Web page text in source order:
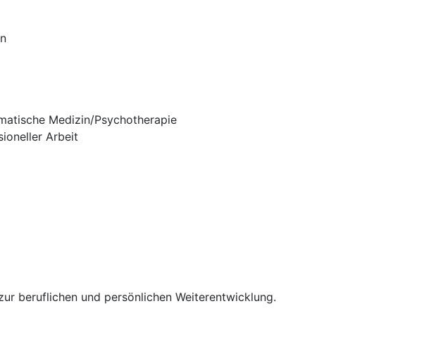
Medizin/Psychotherapie
Arbeit
beruflichen und persönlichen Weiterentwicklung.